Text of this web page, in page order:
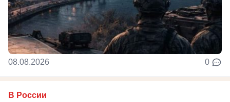
08.08.2026 0
В России